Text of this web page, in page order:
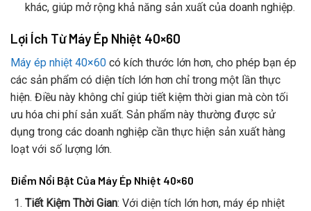
khác, giúp mở rộng khả năng sản xuất của doanh nghiệp.
Lợi Ích Từ Máy Ép Nhiệt 40×60
Máy ép nhiệt 40×60 có kích thước lớn hơn, cho phép bạn ép
các sản phẩm có diện tích lớn hơn chỉ trong một lần thực
hiện. Điều này không chỉ giúp tiết kiệm thời gian mà còn tối
ưu hóa chi phí sản xuất. Sản phẩm này thường được sử
dụng trong các doanh nghiệp cần thực hiện sản xuất hàng
loạt với số lượng lớn.
Điểm Nổi Bật Của Máy Ép Nhiệt 40×60
Tiết Kiệm Thời Gian: Với diện tích lớn hơn, máy ép nhiệt